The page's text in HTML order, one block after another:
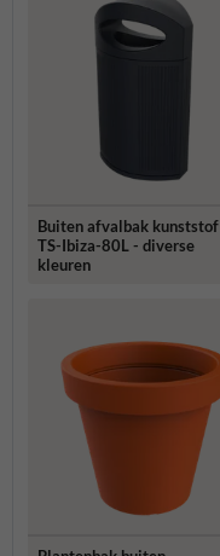
Buiten afvalbak kunststof
TS-Ibiza-80L - diverse
kleuren